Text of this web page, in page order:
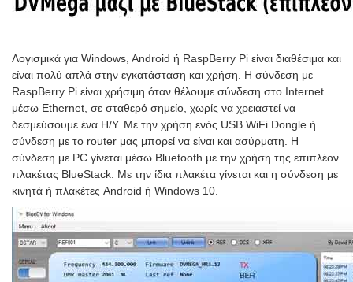
Λογισμικά για Windows, Android ή RaspBerry Pi είναι διαθέσιμα και
είναι πολύ απλά στην εγκατάσταση και χρήση. Η σύνδεση με
RaspBerry Pi είναι χρήσιμη όταν θέλουμε σύνδεση στο Internet
μέσω Ethernet, σε σταθερό σημείο, χωρίς να χρειαστεί να
δεσμεύσουμε ένα Η/Υ. Με την χρήση ενός USB WiFi Dongle ή
σύνδεση με το router μας μπορεί να είναι και ασύρματη. Η
σύνδεση με PC γίνεται μέσω Bluetooth με την χρήση της επιπλέον
πλακέτας BlueStack. Με την ίδια πλακέτα γίνεται και η σύνδεση με
κινητά ή πλακέτες Android ή Windows 10.